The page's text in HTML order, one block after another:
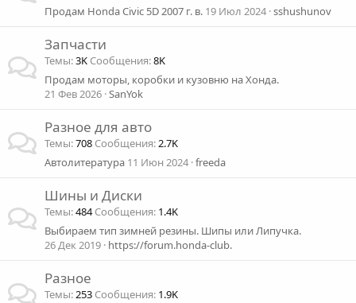
Продам Honda Civic 5D 2007 г. в. 19 Июл 2024 sshushunov
Запчасти
Темы 3K Сообщения 8K
Продам моторы, коробки и кузовню на Хонда.
21 Фев 2026 SanYok
Разное для авто
Темы 708 Сообщения 2.7K
Автолитература 11 Июн 2024 freeda
Шины и Диски
Темы 484 Сообщения 1.4K
Выбираем тип зимней резины. Шипы или Липучка.
26 Дек 2019 https://forum.honda-club.
Разное
Темы 253 Сообщения 1.9K